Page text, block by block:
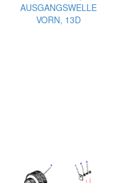
AUSGANGSWELLE
VORN, 13D